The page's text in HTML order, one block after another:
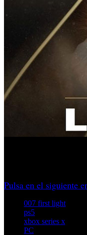
Pulsa en el siguiente
007 first light
ps5
xbox series x
PC